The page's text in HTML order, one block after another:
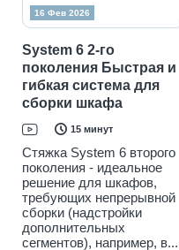
16 Фев 2026
System 6 2-го
поколения Быстрая и
гибкая система для
сборки шкафа
15 минут
Стяжка System 6 второго
поколения - идеальное
решение для шкафов,
требующих непрерывной
сборки (надстройки
дополнительных
сегментов), например, в...